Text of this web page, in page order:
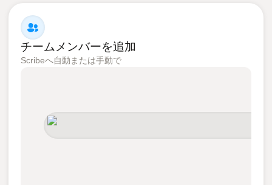
チームメンバーを追加
Scribeへ自動または手動で